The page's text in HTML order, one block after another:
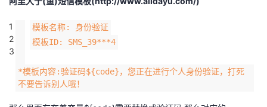
1
2
3
模板名称: 身份验证
模板ID: SMS_39***4
*模板内容:验证码${code}，您正在进行个人身份验证，打死
不要告诉别人哦！